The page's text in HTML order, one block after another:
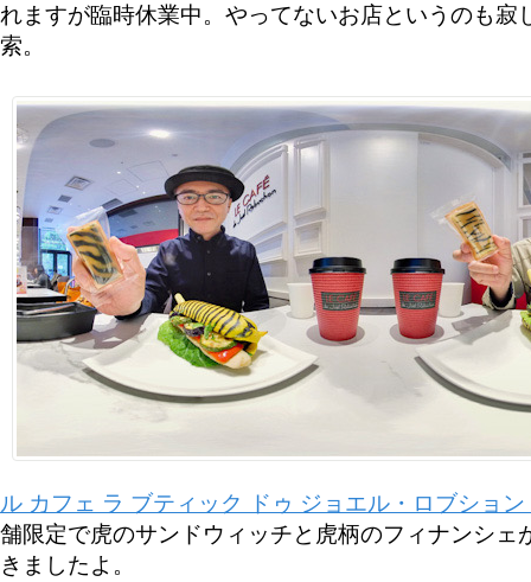
れますが臨時休業中。やってないお店というのも寂
索。
ル カフェ ラ ブティック ドゥ ジョエル・ロブショ
舗限定で虎のサンドウィッチと虎柄のフィナンシェ
きましたよ。